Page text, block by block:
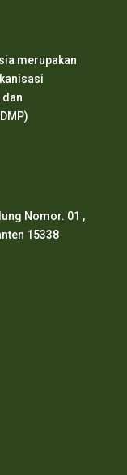
merupakan
dan
Nomor. 01 ,
15338